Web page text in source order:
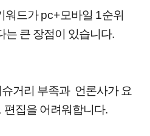
워드가pc+모바일 1순위
는 큰 장점이 있습니다.
거리 부족과 언론사가 요
편집을 어려워합니다.